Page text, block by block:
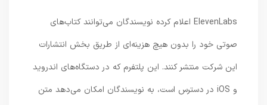
ElevenLabs اعلام کرده نویسندگان می‌توانند کتاب‌های
صوتی خود را بدون هیچ هزینه‌ای از طریق بخش انتشارات
این شرکت منتشر کنند. این پلتفرم که در دستگاه‌های اندروید
و iOS در دسترس است، به نویسندگان امکان می‌دهد متن